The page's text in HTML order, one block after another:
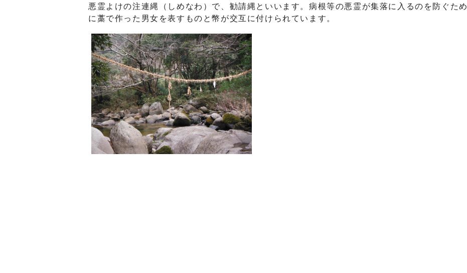
悪霊よけの注連縄（しめなわ）で、勧請縄といいます。病根等の悪霊が集落に入るのを防ぐため
に藁で作った男女を表すものと幣が交互に付けられています。